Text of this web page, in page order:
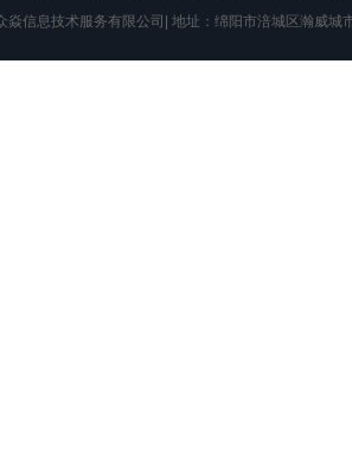
焱信息技术服务有限公司| 地址：绵阳市涪城区瀚威城